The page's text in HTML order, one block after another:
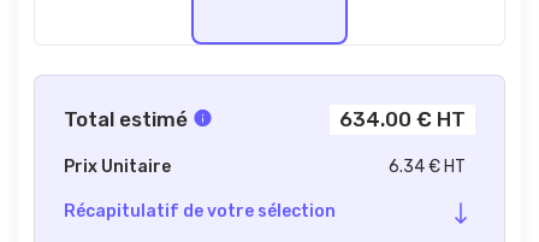
Total estimé 634.00 € HT
Prix Unitaire 6.34 € HT
Récapitulatif de votre sélection